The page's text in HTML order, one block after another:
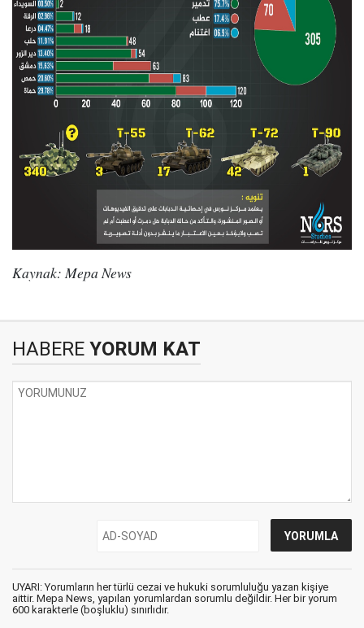
Kaynak: Mepa News
HABERE YORUM KAT
UYARI: Yorumların her türlü cezai ve hukuki sorumluluğu yazan kişiye
aittir. Mepa News, yapılan yorumlardan sorumlu değildir. Her bir yorum
600 karakterle (boşluklu) sınırlıdır.